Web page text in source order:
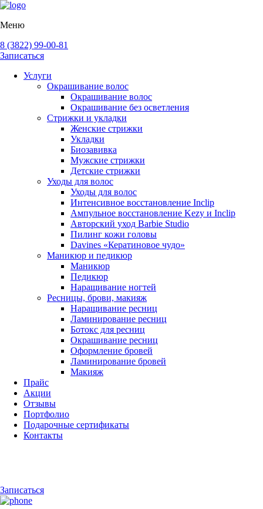
Меню
8 (3822) 99-00-81
Записаться
Услуги
Окрашивание волос
Окрашивание волос
Окрашивание без осветления
Стрижки и укладки
Женские стрижки
Укладки
Биозавивка
Мужские стрижки
Детские стрижки
Уходы для волос
Уходы для волос
Интенсивное восстановление Inclip
Ампульное восстановление Kezy и Inclip
Авторский уход Barbie Studio
Пилинг кожи головы
Davines «Кератиновое чудо»
Маникюр и педикюр
Маникюр
Педикюр
Наращивание ногтей
Ресницы, брови, макияж
Наращивание ресниц
Ламинирование ресниц
Ботокс для ресниц
Окрашивание ресниц
Оформление бровей
Ламинирование бровей
Макияж
Прайс
Акции
Отзывы
Портфолио
Подарочные сертификаты
Контакты
Записаться